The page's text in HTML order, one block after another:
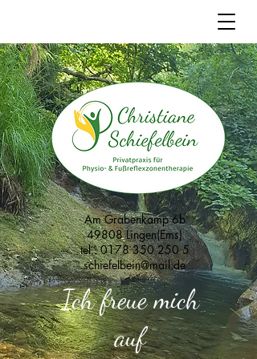
Am Grabenkamp 6b
49808 Lingen(Ems)
tel.: 0178 350 250 5
schiefelbein@mail.de
Ich freue mich
auf